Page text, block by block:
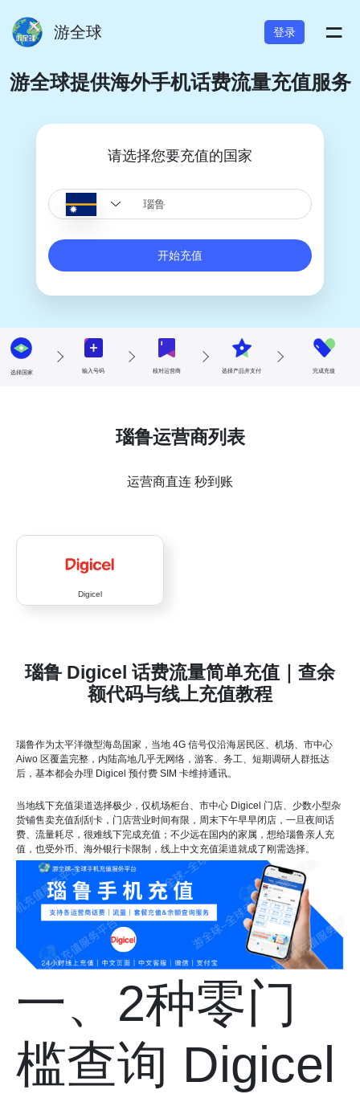
游全球 登录 =
游全球提供海外手机话费流量充值服务
请选择您要充值的国家
开始充值
选择国家 输入号码 核对运营商 选择产品并支付 完成充值
瑙鲁运营商列表
运营商直连 秒到账
Digicel
瑙鲁 Digicel 话费流量简单充值｜查余
额代码与线上充值教程
瑙鲁作为太平洋微型海岛国家，当地 4G 信号仅沿海居民区、机场、市中心
Aiwo 区覆盖完整，内陆高地几乎无网络，游客、务工、短期调研人群抵达
后，基本都会办理 Digicel 预付费 SIM 卡维持通讯。
当地线下充值渠道选择极少，仅机场柜台、市中心 Digicel 门店、少数小型杂
货铺售卖充值刮刮卡，门店营业时间有限，周末下午早早闭店，一旦夜间话
费、流量耗尽，很难线下完成充值；不少远在国内的家属，想给瑙鲁亲人充
值，也受外币、海外银行卡限制，线上中文充值渠道就成了刚需选择。
一、2种零门
槛查询 Digicel